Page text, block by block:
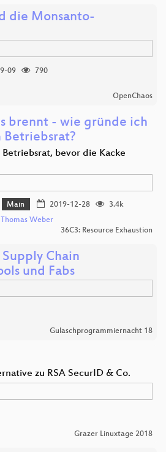
die Monsanto-
09
790
OpenChaos
brennt - wie gründe ich
bevor die Kacke
Main 2019-12-28
3.4k
Thomas Weber
36C3: Resource Exhaustion
Chain
und Fabs
Gulaschprogrammiernacht 18
zu RSA SecurID & Co.
Grazer Linuxtage 2018